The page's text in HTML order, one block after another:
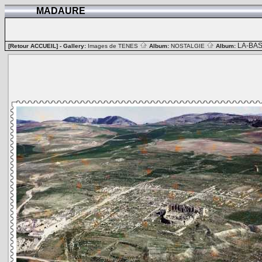
MADAURE
[Retour ACCUEIL] - Gallery: Images de TENES Album: NOSTALGIE Album: LA-BAS